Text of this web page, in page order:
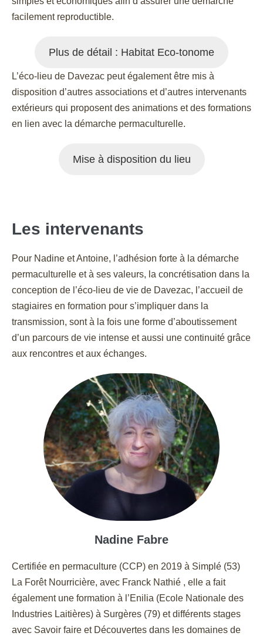
facilement reproductible.
Plus de détail : Habitat Eco-tonome
L’éco-lieu de Davezac peut également être mis à
disposition d’autres associations et d’autres intervenants
extérieurs qui proposent des animations et des formations
en lien avec la démarche permaculturelle.
Mise à disposition du lieu
Les intervenants
Pour Nadine et Antoine, l’adhésion forte à la démarche
permaculturelle et à ses valeurs, la concrétisation dans la
conception de l’éco-lieu de vie de Davezac, l’accueil de
stagiaires en formation pour s’impliquer dans la
transmission, sont à la fois une forme d’aboutissement
d’un parcours de vie intense et aussi une continuité grâce
aux rencontres et aux échanges.
Nadine Fabre
Certifiée en permaculture (CCP) en 2019 à Simplé (53)
La Forêt Nourricière, avec Franck Nathié , elle a fait
également une formation à l’Enilia (Ecole Nationale des
Industries Laitières) à Surgères (79) et différents stages
avec Savoir faire et Découvertes dans les domaines de